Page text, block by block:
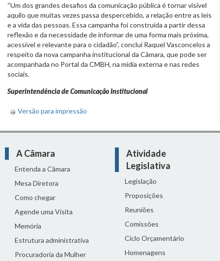
“Um dos grandes desafios da comunicação pública é tornar visível
aquilo que muitas vezes passa despercebido, a relação entre as leis
e a vida das pessoas. Essa campanha foi construída a partir dessa
reflexão e da necessidade de informar de uma forma mais próxima,
acessível e relevante para o cidadão”, conclui Raquel Vasconcelos a
respeito da nova campanha institucional da Câmara, que pode ser
acompanhada no Portal da CMBH, na mídia externa e nas redes
sociais.
Superintendência de Comunicação Institucional
Versão para impressão
A Câmara
Entenda a Câmara
Mesa Diretora
Como chegar
Agende uma Visita
Memória
Estrutura administrativa
Procuradoria da Mulher
Atividade
Legislativa
Legislação
Proposições
Reuniões
Comissões
Ciclo Orçamentário
Homenagens